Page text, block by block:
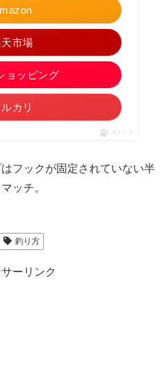
市場
ョッピング
ルカリ
ポチップ
フックが固定されていない半
ッチ。
釣り方
ーリンク